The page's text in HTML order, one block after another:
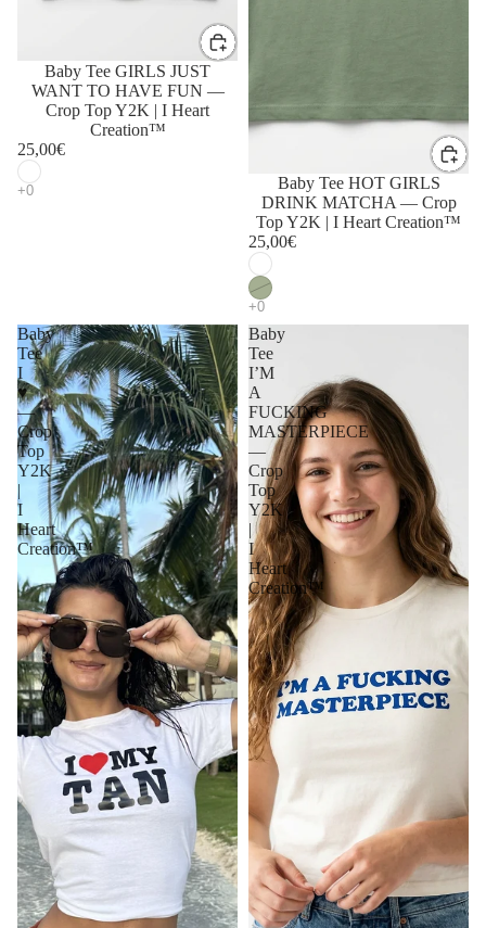
Baby Tee GIRLS JUST
WANT TO HAVE FUN —
Crop Top Y2K | I Heart
Creation™
25,00€
Baby Tee HOT GIRLS
DRINK MATCHA — Crop
Top Y2K | I Heart Creation™
25,00€
Baby
Tee
I
♥
—
Crop
Top
Y2K
|
I
Heart
Creation™
Baby
Tee
I’M
A
FUCKING
MASTERPIECE
—
Crop
Top
Y2K
|
I
Heart
Creation™